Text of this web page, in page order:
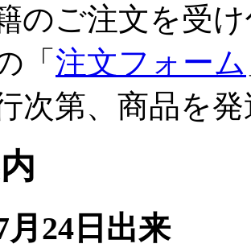
のご注文を受
「 注文フォーム
次第、商品を
月24日出来